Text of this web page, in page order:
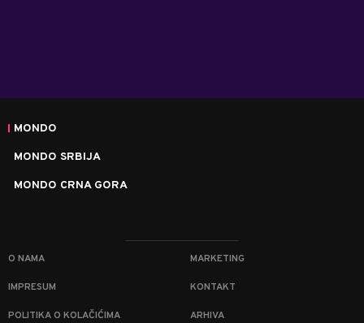
MONDO
MONDO SRBIJA
MONDO CRNA GORA
O NAMA MARKETING
IMPRESUM KONTAKT
POLITIKA O KOLAČIĆIMA ARHIVA